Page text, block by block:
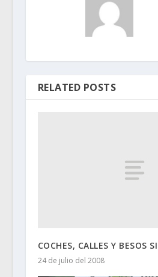
RELATED POSTS
COCHES, CALLES Y BESOS
24 de julio del 2008